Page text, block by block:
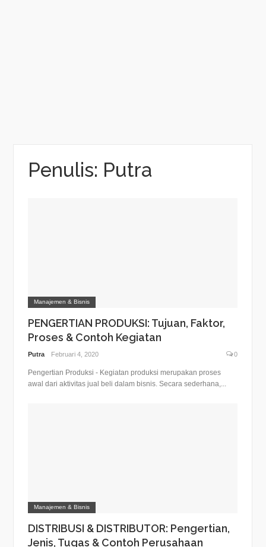
Penulis: Putra
Manajemen & Bisnis
PENGERTIAN PRODUKSI: Tujuan, Faktor,
Proses & Contoh Kegiatan
Putra Februari 4, 2020 0
Pengertian Produksi - Kegiatan produksi merupakan proses
awal dari aktivitas jual beli dalam bisnis. Secara sederhana,...
Manajemen & Bisnis
DISTRIBUSI & DISTRIBUTOR: Pengertian,
Jenis, Tugas & Contoh Perusahaan